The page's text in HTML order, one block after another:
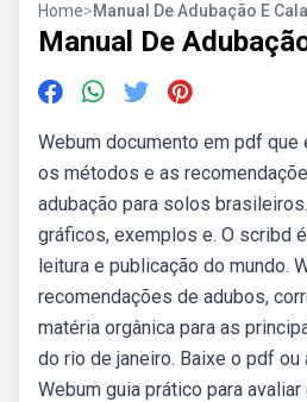
Home>Manual De Adubação E
Manual De
Webum documento em pdf
os métodos e as
adubação para solos
gráficos, exemplos e. O scribd
leitura e publicação do mundo.
recomendações de adubos,
matéria orgânica para as
do rio de janeiro. Baixe o pdf ou
Webum guia prático para avaliar